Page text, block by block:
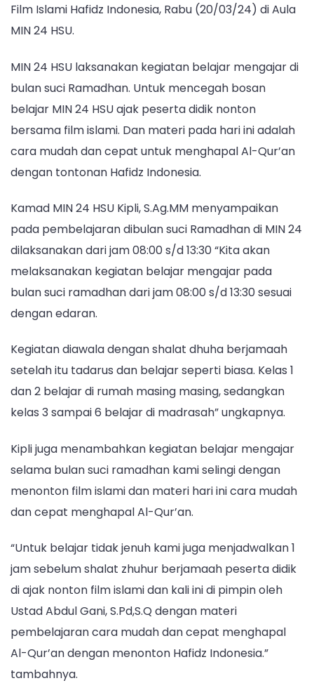
Cepat
MIN
24
HSU
Ajak
Film
Islami
Indonesia
Film Islami Hafidz Indonesia, Rabu (20/03/24) di Aula
MIN 24 HSU.
MIN 24 HSU laksanakan kegiatan belajar mengajar di
bulan suci Ramadhan. Untuk mencegah bosan
belajar MIN 24 HSU ajak peserta didik nonton
bersama film islami. Dan materi pada hari ini adalah
cara mudah dan cepat untuk menghapal Al-Qur’an
dengan tontonan Hafidz Indonesia.
Kamad MIN 24 HSU Kipli, S.Ag.MM menyampaikan
pada pembelajaran dibulan suci Ramadhan di MIN 24
dilaksanakan dari jam 08:00 s/d 13:30 “Kita akan
melaksanakan kegiatan belajar mengajar pada
bulan suci ramadhan dari jam 08:00 s/d 13:30 sesuai
dengan edaran.
Kegiatan diawala dengan shalat dhuha berjamaah
setelah itu tadarus dan belajar seperti biasa. Kelas 1
dan 2 belajar di rumah masing masing, sedangkan
kelas 3 sampai 6 belajar di madrasah” ungkapnya.
Kipli juga menambahkan kegiatan belajar mengajar
selama bulan suci ramadhan kami selingi dengan
menonton film islami dan materi hari ini cara mudah
dan cepat menghapal Al-Qur’an.
“Untuk belajar tidak jenuh kami juga menjadwalkan 1
jam sebelum shalat zhuhur berjamaah peserta didik
di ajak nonton film islami dan kali ini di pimpin oleh
Ustad Abdul Gani, S.Pd,S.Q dengan materi
pembelajaran cara mudah dan cepat menghapal
Al-Qur’an dengan menonton Hafidz Indonesia.”
tambahnya.